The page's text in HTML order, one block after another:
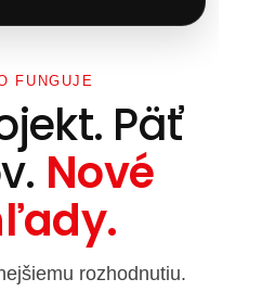
FUNGUJE
Päť
Nové
rozhodnutiu.